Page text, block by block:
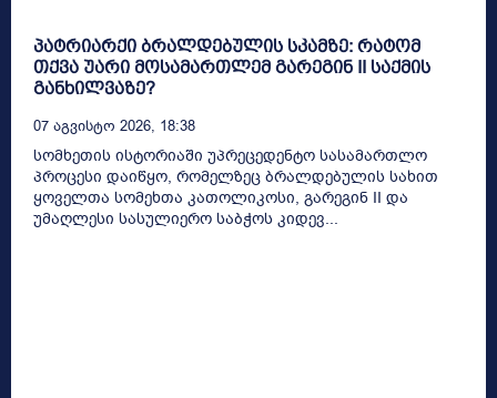
პატრიარქი ბრალდებულის სკამზე: რატომ
თქვა უარი მოსამართლემ გარეგინ II საქმის
განხილვაზე?
07 Აგვისტო 2026, 18:38
სომხეთის ისტორიაში უპრეცედენტო სასამართლო
პროცესი დაიწყო, რომელზეც ბრალდებულის სახით
ყოველთა სომეხთა კათოლიკოსი, გარეგინ II და
უმაღლესი სასულიერო საბჭოს კიდევ...